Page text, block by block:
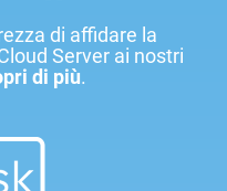
di affidare la
Server ai nostri
di più.